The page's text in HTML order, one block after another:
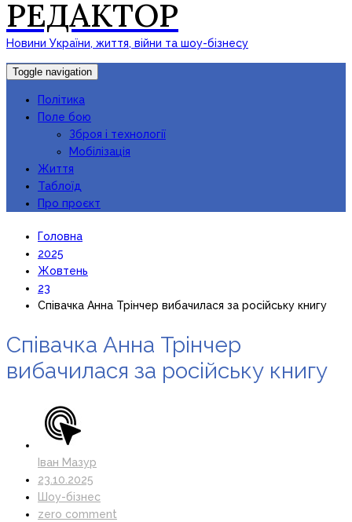
РЕДАКТОР
Новини України, життя, війни та шоу-бізнесу
Toggle navigation
Політика
Поле бою
Зброя і технології
Мобілізація
Життя
Таблоїд
Про проєкт
Головна
2025
Жовтень
23
Співачка Анна Трінчер вибачилася за російську книгу
Співачка Анна Трінчер
вибачилася за російську книгу
Іван Мазур
23.10.2025
Шоу-бізнес
zero comment